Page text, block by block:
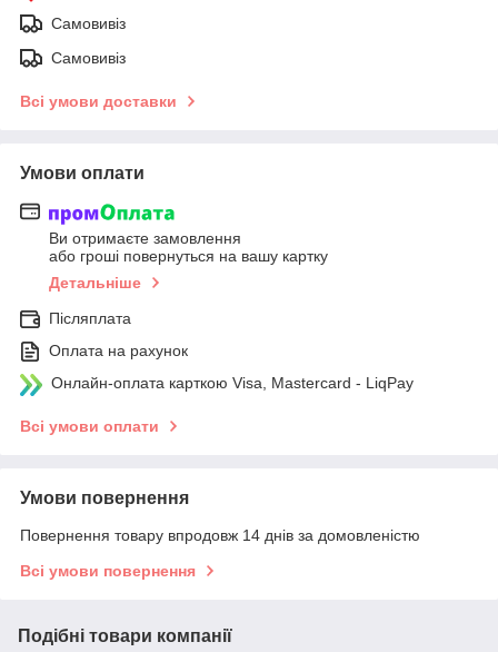
Самовивіз
Самовивіз
Всі умови доставки
Умови оплати
Ви отримаєте замовлення
або гроші повернуться на вашу картку
Детальніше
Післяплата
Оплата на рахунок
Онлайн-оплата карткою Visa, Mastercard - LiqPay
Всі умови оплати
Умови повернення
Повернення товару впродовж 14 днів за домовленістю
Всі умови повернення
Подібні товари компанії